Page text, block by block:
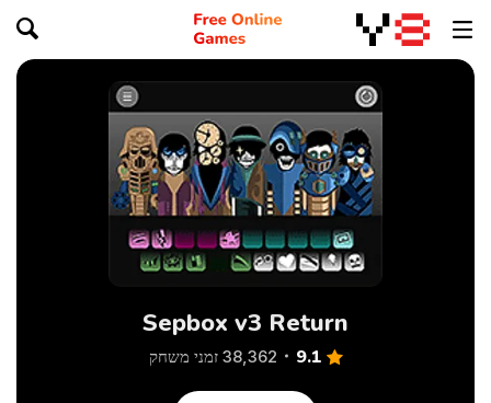
Sepbox v3 Return
9.1 38,362 זמני משחק